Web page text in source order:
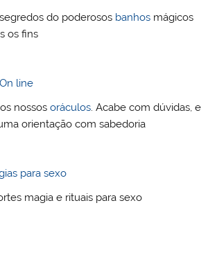
do poderosos banhos mágicos
os fins
line
nossosoráculos. Acabe com dúvidas, e
orientação com sabedoria
para sexo
magia e rituais para sexo